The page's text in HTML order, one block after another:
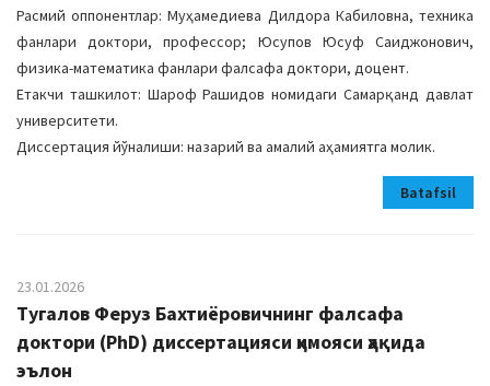
Расмий оппонентлар: Муҳамедиева Дилдора Кабиловна, техника
фанлари доктори, профессор; Юсупов Юсуф Саиджонович,
физика-математика фанлари фалсафа доктори, доцент.
Етакчи ташкилот: Шароф Рашидов номидаги Самарқанд давлат
университети.
Диссертация йўналиши: назарий ва амалий аҳамиятга молик.
Batafsil
23.01.2026
Тугалов Феруз Бахтиёровичнинг фалсафа
доктори (PhD) диссертацияси ҳимояси ҳақида
эълон